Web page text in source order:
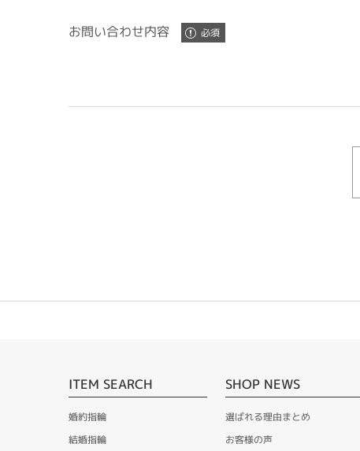
お問い合わせ内容
ITEM SEARCH
婚約指輪
結婚指輪
SHOP NEWS
選ばれる理由まとめ
お客様の声